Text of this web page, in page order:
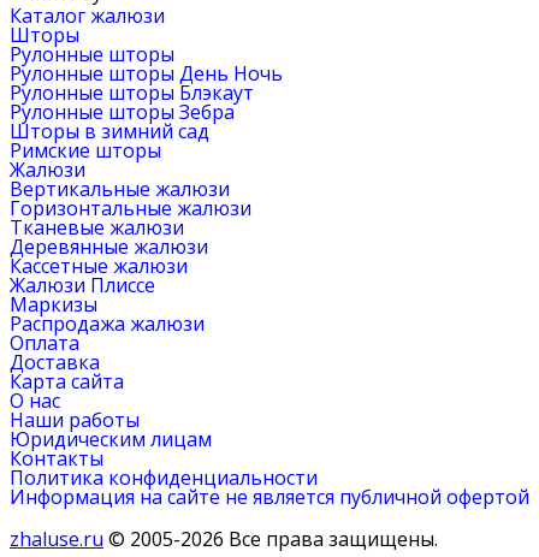
Каталог жалюзи
Шторы
Рулонные шторы
Рулонные шторы День Ночь
Рулонные шторы Блэкаут
Рулонные шторы Зебра
Шторы в зимний сад
Римские шторы
Жалюзи
Вертикальные жалюзи
Горизонтальные жалюзи
Тканевые жалюзи
Деревянные жалюзи
Кассетные жалюзи
Жалюзи Плиссе
Маркизы
Распродажа жалюзи
Оплата
Доставка
Карта сайта
О нас
Наши работы
Юридическим лицам
Контакты
Политика конфиденциальности
Информация на сайте не является публичной офертой
zhaluse.ru © 2005-2026 Все права защищены.